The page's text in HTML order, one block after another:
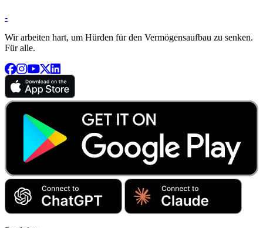
-
Wir arbeiten hart, um Hürden für den Vermögensaufbau zu senken.
Für alle.